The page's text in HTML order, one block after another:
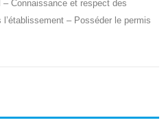
Connaissance et respect des
– Posséder le permis